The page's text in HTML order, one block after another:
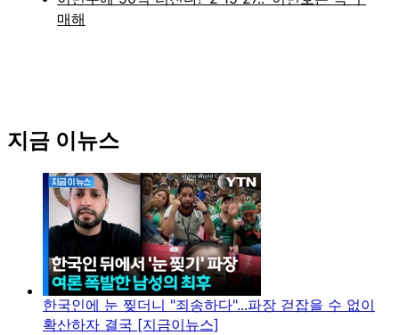
지금 이뉴스
한국인에 눈 찢더니 "죄송하다"...파장 걷잡을 수 없이
확산하자 결국 [지금이뉴스]